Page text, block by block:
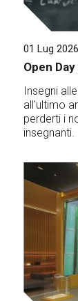
01 Lug 2026
Open
Insegni
all'ultimo
perderti i
insegnanti.